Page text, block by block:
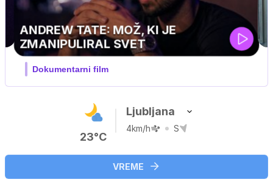
MOJ PRIJATELJ PINGVIN
Film meseca / družinski, pustolovski
23°C
Ljubljana
4km/h S
VREME